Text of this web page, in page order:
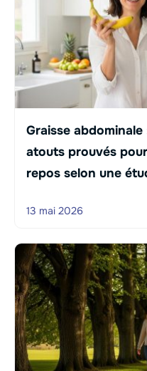
Graisse
atouts prouvés
repos selon une
13 mai 2026